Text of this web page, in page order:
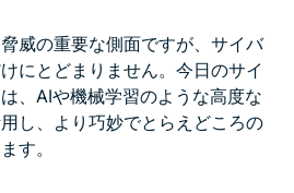
威の重要な側面ですが、サイバ
にとどまりません。今日のサイ
、AIや機械学習のような高度な
し、より巧妙でとらえどころの
す。